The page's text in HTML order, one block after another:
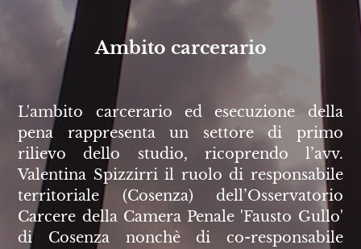
Ambito carcerario
L'ambito carcerario ed esecuzione della
pena rappresenta un settore di primo
rilievo dello studio, ricoprendo l’avv.
Valentina Spizzirri il ruolo di responsabile
territoriale (Cosenza) dell’Osservatorio
Carcere della Camera Penale 'Fausto Gullo'
di Cosenza nonchè di co-responsabile